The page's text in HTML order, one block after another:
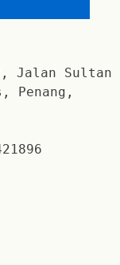
Jalan Sultan
Penang,